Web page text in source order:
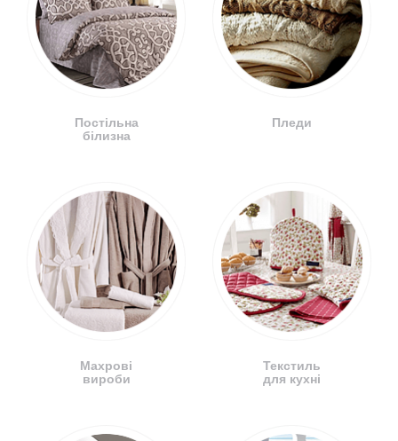
Постільна
білизна
Махрові
вироби
Пледи
Текстиль
для кухні